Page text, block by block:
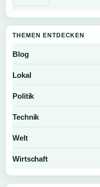
THEMEN ENTDECKEN
Blog
Lokal
Politik
Technik
Welt
Wirtschaft